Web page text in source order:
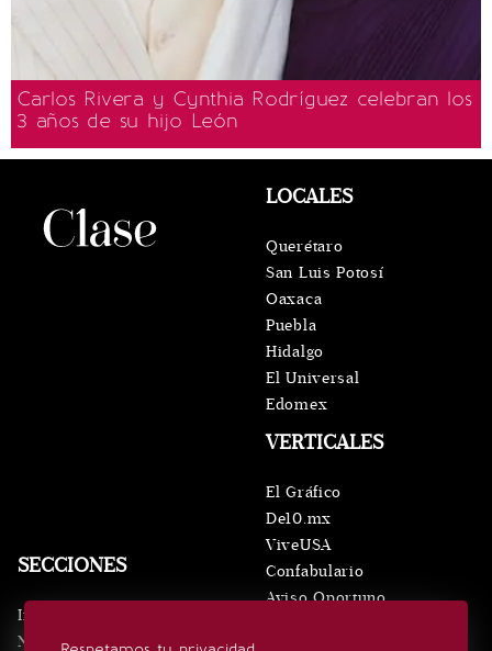
Carlos Rivera y Cynthia Rodríguez celebran los
3 años de su hijo León
SECCIONES
Inicio
Noticias
VERTICALES
El Gráfico
De10.mx
ViveUSA
Confabulario
Aviso Oportuno
LOCALES
Querétaro
San Luis Potosí
Oaxaca
Puebla
Hidalgo
El Universal
Edomex